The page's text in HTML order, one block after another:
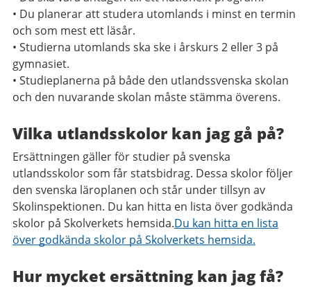
• Du planerar att studera utomlands i minst en termin
och som mest ett läsår.
• Studierna utomlands ska ske i årskurs 2 eller 3 på
gymnasiet.
• Studieplanerna på både den utlandssvenska skolan
och den nuvarande skolan måste stämma överens.
Vilka utlandsskolor kan jag gå på?
Ersättningen gäller för studier på svenska
utlandsskolor som får statsbidrag. Dessa skolor följer
den svenska läroplanen och står under tillsyn av
Skolinspektionen. Du kan hitta en lista över godkända
skolor på Skolverkets hemsida.Du kan hitta en lista
över godkända skolor på Skolverkets hemsida.
Hur mycket ersättning kan jag få?